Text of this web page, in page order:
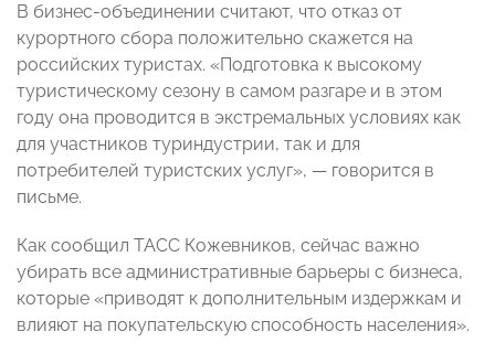
В бизнес-объединении считают, что отказ от
курортного сбора положительно скажется на
российских туристах. «Подготовка к высокому
туристическому сезону в самом разгаре и в этом
году она проводится в экстремальных условиях как
для участников туриндустрии, так и для
потребителей туристских услуг», — говорится в
письме.
Как сообщил ТАСС Кожевников, сейчас важно
убирать все административные барьеры с бизнеса,
которые «приводят к дополнительным издержкам и
влияют на покупательскую способность населения».